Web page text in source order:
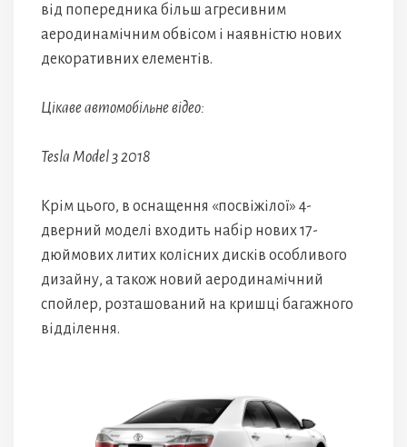
від попередника більш агресивним
аеродинамічним обвісом і наявністю нових
декоративних елементів.
Цікаве автомобільне відео:
Tesla Model 3 2018
Крім цього, в оснащення «посвіжілої» 4-
дверний моделі входить набір нових 17-
дюймових литих колісних дисків особливого
дизайну, а також новий аеродинамічний
спойлер, розташований на кришці багажного
відділення.